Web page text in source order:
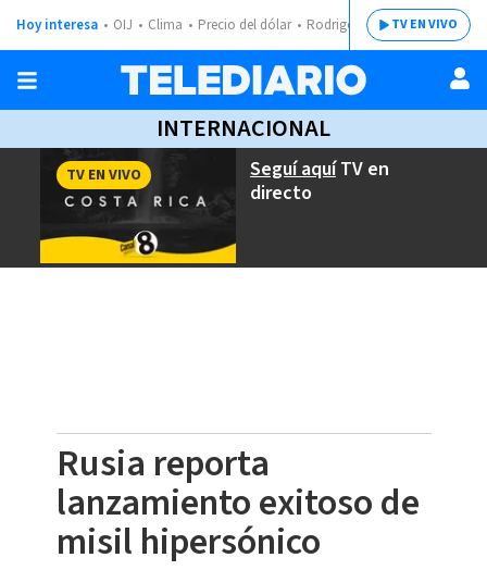
Hoy interesa OIJ Clima Precio del dólar Rodrigo ChavesTV EN VIVO
INTERNACIONAL
Seguí aquíTV en
directo
TV EN VIVO
Rusia reporta
lanzamiento exitoso de
misil hipersónico